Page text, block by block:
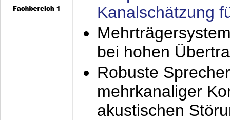
Kanalschätzung
bei hohen
Robuste
mehrkanaliger
akustischen